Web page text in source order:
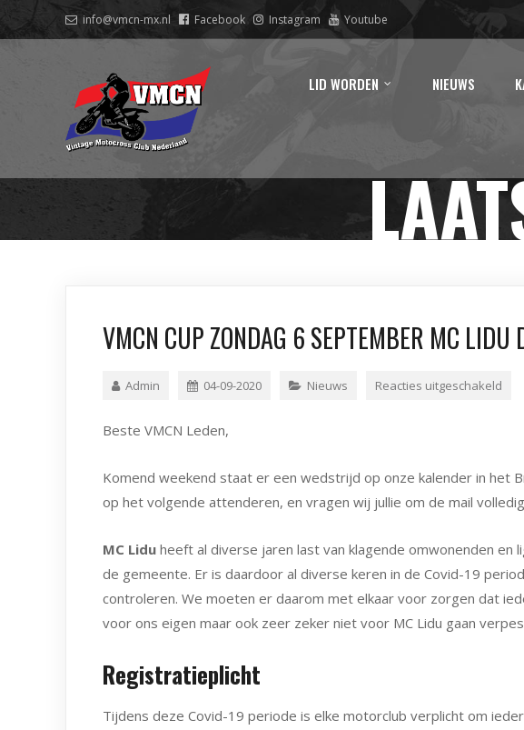
info@vmcn-mx.nl Facebook Instagram Youtube
LID WORDEN NIEUWS
VMCN CUP ZONDAG 6 SEPTEMBER MC LIDU
Admin 04-09-2020 Nieuws Reacties uitgeschakeld
Beste VMCN Leden,
Komend weekend staat er een wedstrijd op onze kalender in het
op het volgende attenderen, en vragen wij jullie om de mail
MC Lidu heeft al diverse jaren last van klagende omwonenden
de gemeente. Er is daardoor al diverse keren in de Covid-19
controleren. We moeten er daarom met elkaar voor zorgen dat
voor ons eigen maar ook zeer zeker niet voor MC Lidu gaan
Registratieplicht
Tijdens deze Covid-19 periode is elke motorclub verplicht om